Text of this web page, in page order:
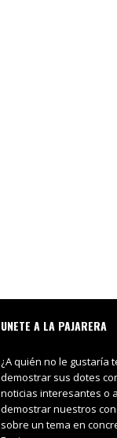
UNETE A LA PAJARERA
¿A quién no le gustaría
demostrar sus dotes
noticias interesantes o
demostrar nuestros
sobre un tema en